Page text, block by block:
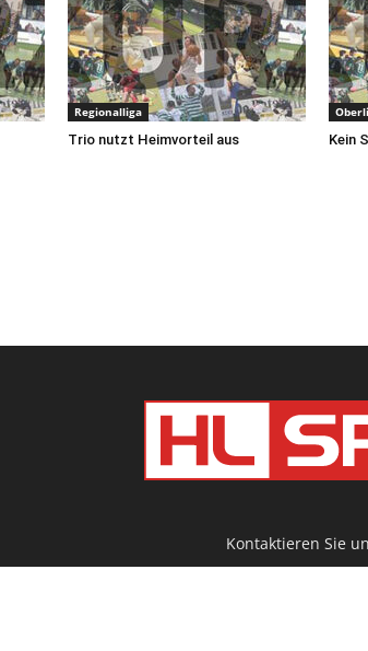
Regionalliga
Trio nutzt Heimvorteil aus Kein
Kontaktieren Sie